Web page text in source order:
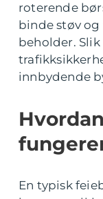
roterende
binde støv og
beholder.
innbydende
En typisk